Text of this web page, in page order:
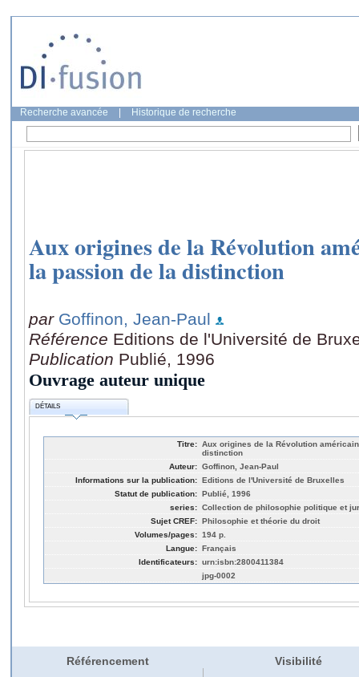
Recherche avancée Historique de recherche
Aux origines de la Révolution
la passion de la distinction
par Goffinon, Jean-Paul
Référence Editions de l'Université de
Publication Publié, 1996
Ouvrage auteur unique
DÉTAILS
Titre: Aux origines de la Révolution
distinction
Auteur: Goffinon, Jean-Paul
Informations sur la publication: Editions de l'Université de Bruxelles
Statut de publication: Publié, 1996
series: Collection de philosophie politique et
Sujet CREF: Philosophie et théorie du droit
Volumes/pages: 194 p.
Langue: Français
Identificateurs: urn:isbn:2800411384
jpg-0002
Référencement Visibilité